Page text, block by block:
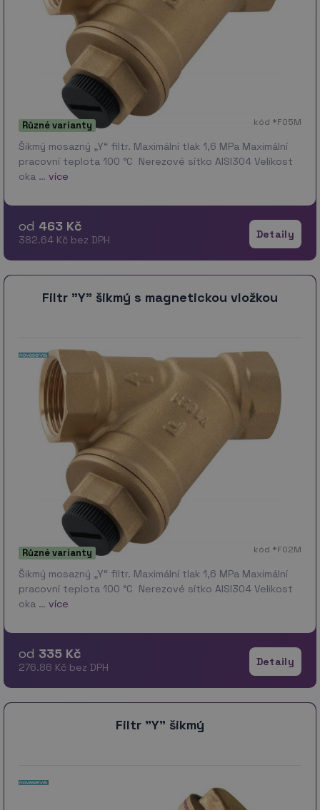
kód *F05M
Různé varianty
Šikmý mosazný „Y“ filtr. Maximální tlak 1,6 MPa Maximální
pracovní teplota 100 °C Nerezové sítko AISI304 Velikost
oka … více
Detaily
od 463 Kč
382.64 Kč bez DPH
Filtr "Y" šikmý s magnetickou vložkou
kód *F02M
Různé varianty
Šikmý mosazný „Y“ filtr. Maximální tlak 1,6 MPa Maximální
pracovní teplota 100 °C Nerezové sítko AISI304 Velikost
oka … více
Detaily
od 335 Kč
276.86 Kč bez DPH
Filtr "Y" šikmý